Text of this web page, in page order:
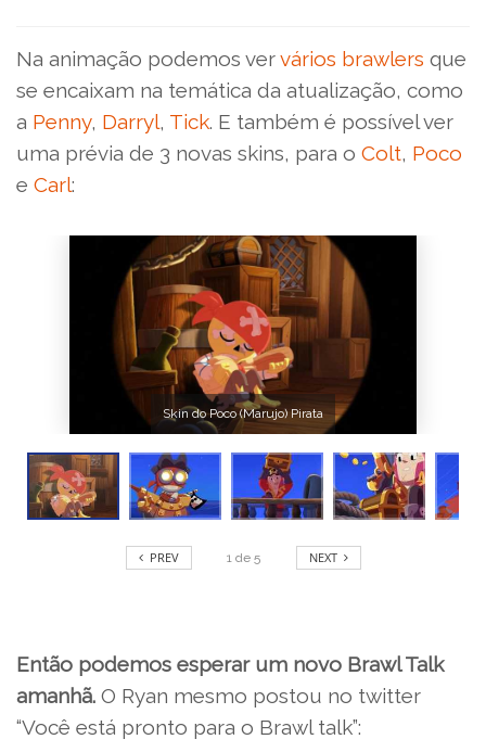
Na animação podemos vervários brawlers que
se encaixam na temática da atualização, como
a Penny, Darryl, Tick. E também é possível ver
uma prévia de 3 novas skins, para o Colt, Poco
e Carl:
Skin do Poco (Marujo) Pirata
PREV 1 de 5 NEXT
Então podemos esperar um novo Brawl Talk
amanhã. O Ryan mesmo postou no twitter
“Você está pronto para o Brawl talk”: